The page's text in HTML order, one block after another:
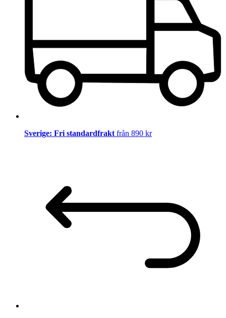
Sverige: Fri standardfrakt från 890 kr